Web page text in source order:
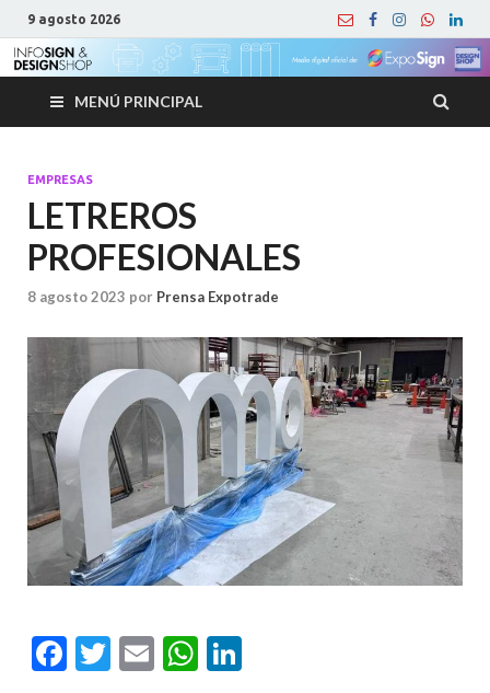
9 agosto 2026
MENÚ PRINCIPAL
EMPRESAS
LETREROS
PROFESIONALES
8 agosto 2023 por Prensa Expotrade
F
T
E
W